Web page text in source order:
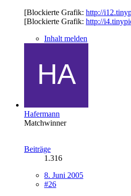
[Blockierte Grafik: http://
[Blockierte Grafik: http://
Inhalt melden
Hafermann
Matchwinner
Beiträge
1.316
8. Juni 2005
#26